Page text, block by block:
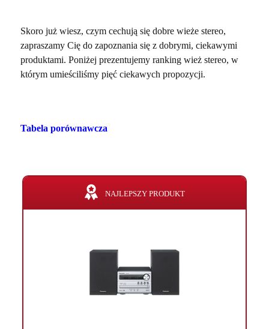
Skoro już wiesz, czym cechują się dobre wieże stereo,
zapraszamy Cię do zapoznania się z dobrymi, ciekawymi
produktami. Poniżej prezentujemy ranking wież stereo, w
którym umieściliśmy pięć ciekawych propozycji.
Tabela porównawcza
NAJLEPSZY PRODUKT